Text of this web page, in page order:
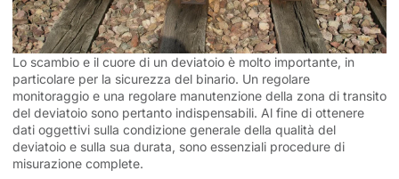
Lo scambio e il cuore di un deviatoio è molto importante, in
particolare per la sicurezza del binario. Un regolare
monitoraggio e una regolare manutenzione della zona di transito
del deviatoio sono pertanto indispensabili. Al fine di ottenere
dati oggettivi sulla condizione generale della qualità del
deviatoio e sulla sua durata, sono essenziali procedure di
misurazione complete.